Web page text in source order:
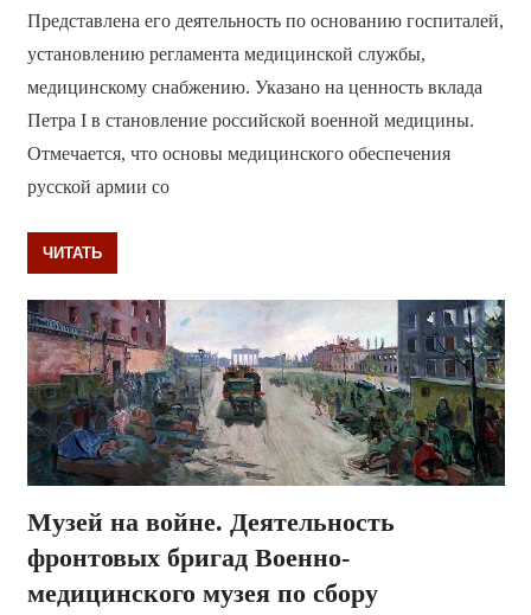
Представлена его деятельность по основанию госпиталей,
установлению регламента медицинской службы,
медицинскому снабжению. Указано на ценность вклада
Петра I в становление российской военной медицины.
Отмечается, что основы медицинского обеспечения
русской армии со
ЧИТАТЬ
Музей на войне. Деятельность
фронтовых бригад Военно-
медицинского музея по сбору